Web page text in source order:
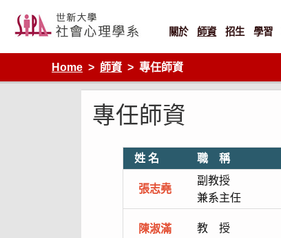
content
關於 師資 招生 學習
Home 師資 專任師資
專任師資
姓 名 職 稱
張志堯
副教授
兼系主任
陳淑滿 教 授